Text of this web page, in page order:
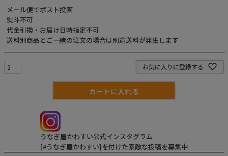
メール便でポスト投函
熨斗不可
代金引換・お届け日時指定不可
送料別商品とご一緒の注文の場合は別途送料が発生します
お気に入りに登録する
カートに入れる
うなぎ屋かわすい公式インスタグラム
[#うなぎ屋かわすい]を付けた素敵な投稿を募集中
業務用卸売も行っております